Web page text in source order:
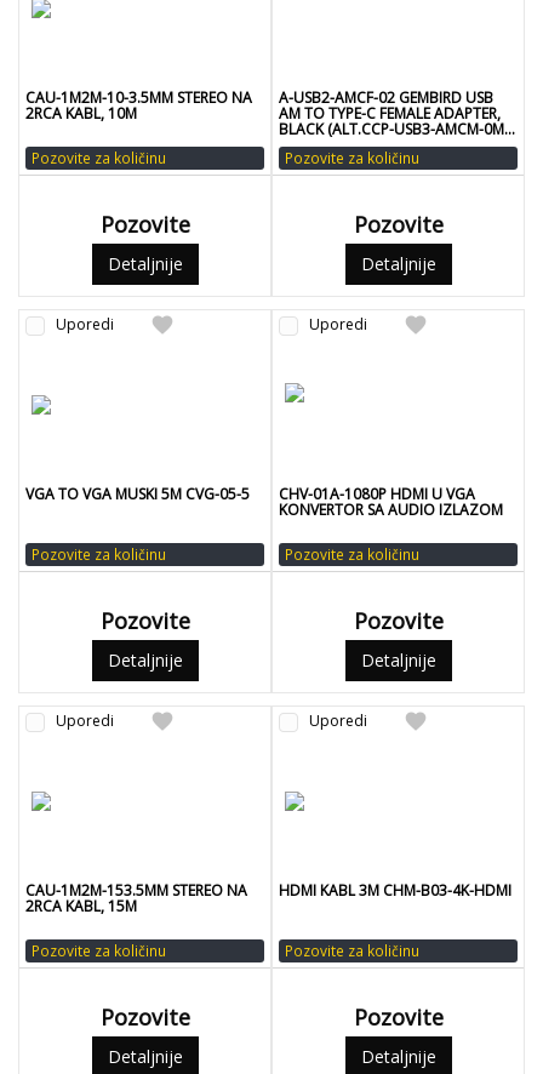
CAU-1M2M-10-3.5MM STEREO NA
2RCA KABL, 10M
Pozovite za količinu
Pozovite
Detaljnije
A-USB2-AMCF-02 GEMBIRD USB
AM TO TYPE-C FEMALE ADAPTER,
BLACK (ALT.CCP-USB3-AMCM-0M)
FO
Pozovite za količinu
Pozovite
Detaljnije
favorite
Uporedi
VGA TO VGA MUSKI 5M CVG-05-5
Pozovite za količinu
Pozovite
Detaljnije
favorite
Uporedi
CHV-01A-1080P HDMI U VGA
KONVERTOR SA AUDIO IZLAZOM
Pozovite za količinu
Pozovite
Detaljnije
favorite
Uporedi
CAU-1M2M-153.5MM STEREO NA
2RCA KABL, 15M
Pozovite za količinu
Pozovite
Detaljnije
favorite
Uporedi
HDMI KABL 3M CHM-B03-4K-HDMI
Pozovite za količinu
Pozovite
Detaljnije